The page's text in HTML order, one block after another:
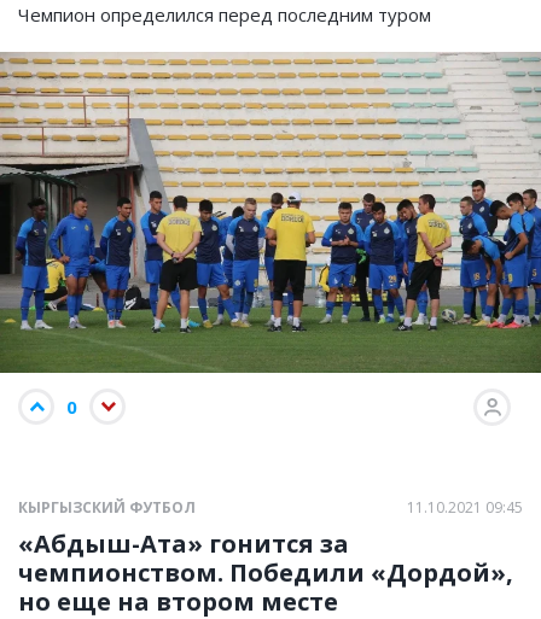
Чемпион определился перед последним туром
0
КЫРГЫЗСКИЙ ФУТБОЛ 11.10.2021 09:45
«Абдыш-Ата» гонится за
чемпионством. Победили «Дордой»,
но еще на втором месте